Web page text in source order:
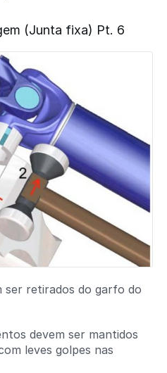
comentário
(Junta fixa) Pt. 6
ser retirados do garfo do
devem ser mantidos
leves golpes nas